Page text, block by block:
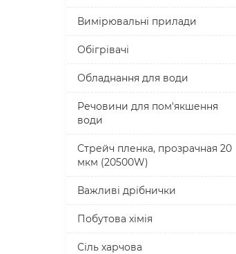
Вимірювальні прилади
Обігрівачі
Обладнання для води
Речовини для пом'якшення
води
Стрейч пленка, прозрачная 20
мкм (20500W)
Важливі дрібнички
Побутова хімія
Сіль харчова